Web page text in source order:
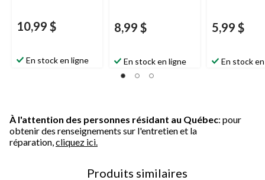
10,99 $
En stock en ligne
8,99 $
En stock en ligne
5,99 $
En stock
À l'attention des personnes résidant au Québec: pour
obtenir des renseignements sur l'entretien et la
réparation, cliquez ici.
Produits similaires